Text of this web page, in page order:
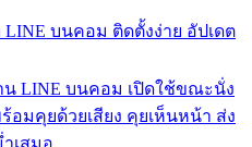
บนคอม ติดตั้งง่าย อัปเดต
น LINE บนคอม เปิดใช้ขณะนั่ง
อมคุยด้วยเสียง คุยเห็นหน้า ส่ง
เสมอ